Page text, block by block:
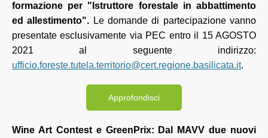
formazione per "Istruttore forestale in abbattimento
ed allestimento". Le domande di partecipazione vanno
presentate esclusivamente via PEC entro il 15 AGOSTO
2021 al seguente indirizzo:
ufficio.foreste.tutela.territorio@cert.regione.basilicata.it.
Approfondisci
Wine Art Contest e GreenPrix: Dal MAVV due nuovi